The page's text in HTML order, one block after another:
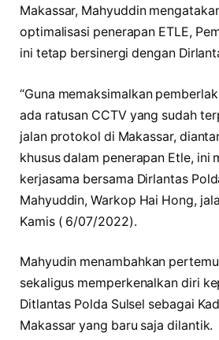
Makassar, Mahyuddin
optimalisasi penerapan ETLE,
ini tetap bersinergi dengan
“Guna memaksimalkan
ada ratusan CCTV yang sudah
jalan protokol di Makassar,
khusus dalam penerapan Etle, ini
kerjasama bersama Dirlantas
Mahyuddin, Warkop Hai Hong,
Kamis ( 6/07/2022).
Mahyudin menambahkan
sekaligus memperkenalkan diri
Ditlantas Polda Sulsel sebagai
Makassar yang baru saja dilantik.